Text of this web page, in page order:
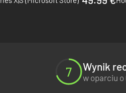
7 Wynik
w oparciu